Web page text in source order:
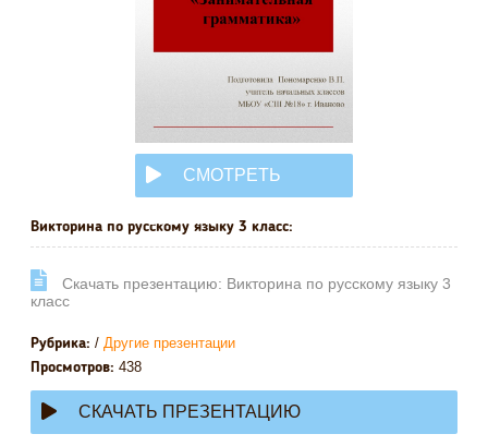
СМОТРЕТЬ
Викторина по русскому языку 3 класс:
Cкачать презентацию: Викторина по русскому языку 3
класс
Рубрика: / Другие презентации
Просмотров: 438
СКАЧАТЬ ПРЕЗЕНТАЦИЮ